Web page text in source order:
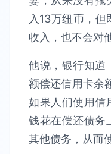
入13万纽币，
收入，也不会对
他说，银行知道
额偿还信用卡余
如果人们使用信
钱花在偿还债务
其他债务，从而